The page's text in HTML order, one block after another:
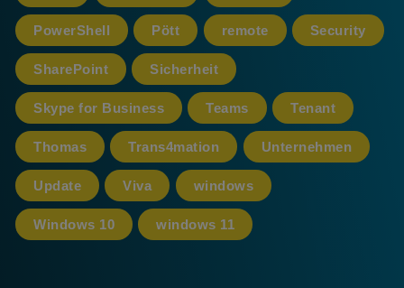
PowerShell Pött remote Security
SharePoint Sicherheit
Skype for Business Teams Tenant
Thomas Trans4mation Unternehmen
Update Viva windows
Windows 10 windows 11